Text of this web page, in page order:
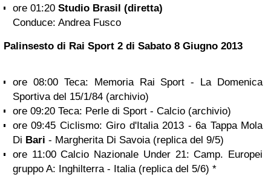
ore 01:20 Studio Brasil (diretta)
Conduce: Andrea Fusco
Palinsesto di Rai Sport 2 di Sabato 8 Giugno 2013
ore 08:00 Teca: Memoria Rai Sport - La Domenica
Sportiva del 15/1/84 (archivio)
ore 09:20 Teca: Perle di Sport - Calcio (archivio)
ore 09:45 Ciclismo: Giro d'Italia 2013 - 6a Tappa Mola
Di Bari - Margherita Di Savoia (replica del 9/5)
ore 11:00 Calcio Nazionale Under 21: Camp. Europei
gruppo A: Inghilterra - Italia (replica del 5/6) *